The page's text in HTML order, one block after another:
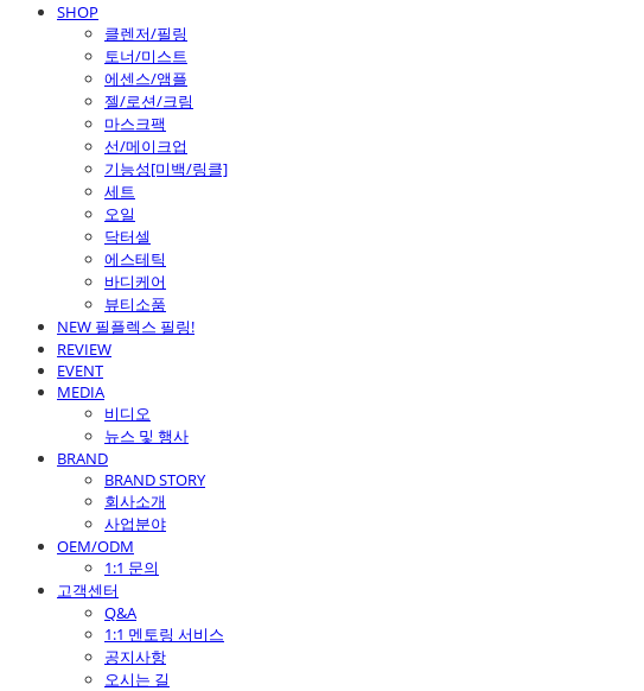
SHOP
클렌저/필링
토너/미스트
에센스/앰플
젤/로션/크림
마스크팩
선/메이크업
기능성[미백/링클]
세트
오일
닥터셀
에스테틱
바디케어
뷰티소품
NEW 필플렉스 필링!
REVIEW
EVENT
MEDIA
비디오
뉴스 및 행사
BRAND
BRAND STORY
회사소개
사업분야
OEM/ODM
1:1 문의
고객센터
Q&A
1:1 멘토링 서비스
공지사항
오시는 길